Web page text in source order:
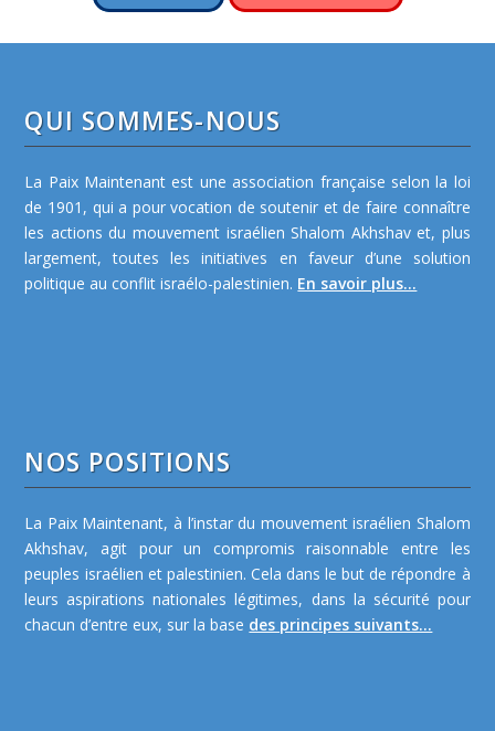
QUI SOMMES-NOUS
La Paix Maintenant est une association française selon la loi
de 1901, qui a pour vocation de soutenir et de faire connaître
les actions du mouvement israélien Shalom Akhshav et, plus
largement, toutes les initiatives en faveur d’une solution
politique au conflit israélo-palestinien. En savoir plus...
NOS POSITIONS
La Paix Maintenant, à l’instar du mouvement israélien Shalom
Akhshav, agit pour un compromis raisonnable entre les
peuples israélien et palestinien. Cela dans le but de répondre à
leurs aspirations nationales légitimes, dans la sécurité pour
chacun d’entre eux, sur la base des principes suivants...